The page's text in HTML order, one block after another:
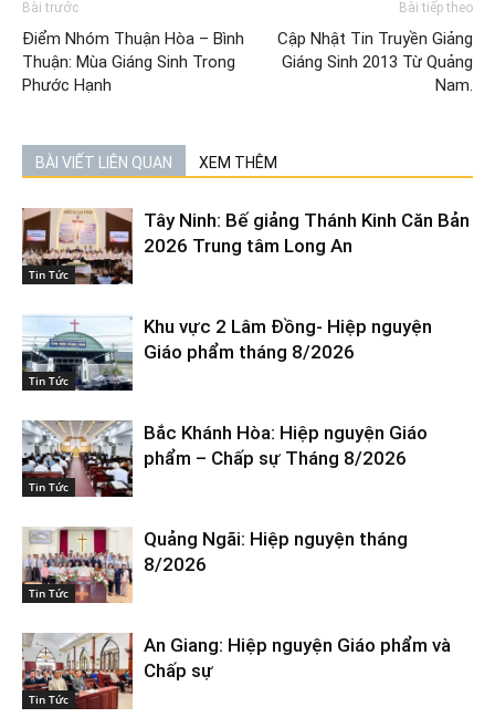
Bài trước
Điểm Nhóm Thuận Hòa – Bình
Thuận: Mùa Giáng Sinh Trong
Phước Hạnh
Bài tiếp theo
Cập Nhật Tin Truyền Giảng
Giáng Sinh 2013 Từ Quảng
Nam.
BÀI VIẾT LIÊN QUAN XEM THÊM
Tin Tức
Tây Ninh: Bế giảng Thánh Kinh Căn Bản
2026 Trung tâm Long An
Tin Tức
Khu vực 2 Lâm Đồng- Hiệp nguyện
Giáo phẩm tháng 8/2026
Tin Tức
Bắc Khánh Hòa: Hiệp nguyện Giáo
phẩm – Chấp sự Tháng 8/2026
Tin Tức
Quảng Ngãi: Hiệp nguyện tháng
8/2026
Tin Tức
An Giang: Hiệp nguyện Giáo phẩm và
Chấp sự